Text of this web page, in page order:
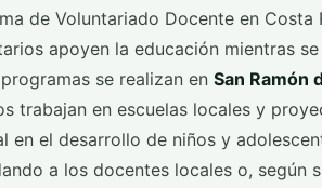
de Voluntariado Docente en
apoyen la educación mientras
se realizan en San Ramón
trabajan en escuelas locales y
en el desarrollo de niños y
a los docentes locales o, según